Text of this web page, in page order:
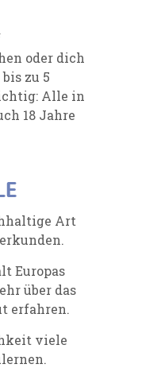
oder dich
zu 5
Alle in
18 Jahre
Art
Europas
über das
erfahren.
viele